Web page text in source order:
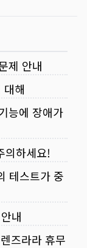
제 안내
대해
능에 장애가
의하세요!
테스트가 중
내
즈라라 휴무